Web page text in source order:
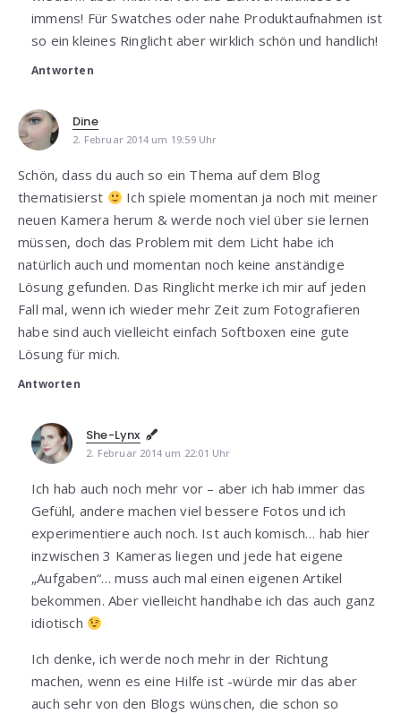
immens! Für Swatches oder nahe Produktaufnahmen ist
so ein kleines Ringlicht aber wirklich schön und handlich!
Antworten
Dine
2. Februar 2014 um 19:59 Uhr
Schön, dass du auch so ein Thema auf dem Blog
thematisierst
Ich spiele momentan ja noch mit meiner
neuen Kamera herum & werde noch viel über sie lernen
müssen, doch das Problem mit dem Licht habe ich
natürlich auch und momentan noch keine anständige
Lösung gefunden. Das Ringlicht merke ich mir auf jeden
Fall mal, wenn ich wieder mehr Zeit zum Fotografieren
habe sind auch vielleicht einfach Softboxen eine gute
Lösung für mich.
Antworten
She-Lynx
2. Februar 2014 um 22:01 Uhr
Ich hab auch noch mehr vor – aber ich hab immer das
Gefühl, andere machen viel bessere Fotos und ich
experimentiere auch noch. Ist auch komisch… hab hier
inzwischen 3 Kameras liegen und jede hat eigene
„Aufgaben“… muss auch mal einen eigenen Artikel
bekommen. Aber vielleicht handhabe ich das auch ganz
idiotisch
Ich denke, ich werde noch mehr in der Richtung
machen, wenn es eine Hilfe ist -würde mir das aber
auch sehr von den Blogs wünschen, die schon so